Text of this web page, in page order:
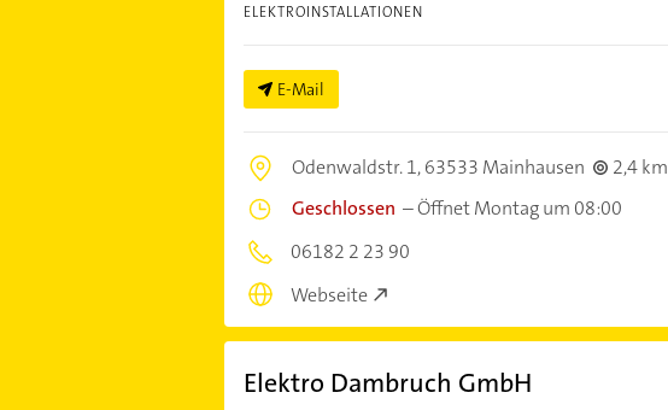
ELEKTROINSTALLATIONEN
E-Mail
Odenwaldstr. 1,63533 Mainhausen
2,4 km
Geschlossen –Öffnet Montag um 08:00
06182 2 23 90
Webseite
Elektro Dambruch GmbH